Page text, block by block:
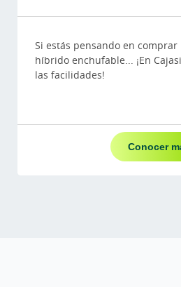
Si estás pensando en
híbrido enchufable... ¡En
las facilidades!
Conocer